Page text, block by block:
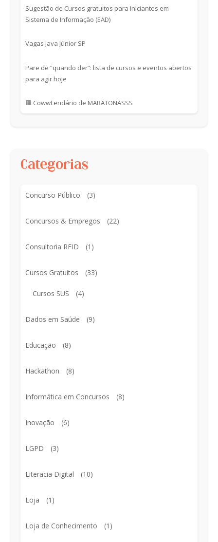
Sugestão de Cursos gratuitos para Iniciantes em
Sistema de Informação (EAD)
Vagas Java Júnior SP
Pare de “quando der”: lista de cursos e eventos abertos
para agir hoje
🟧 CowwLendário de MARATONASSS
Categorias
Concurso Público (3)
Concursos & Empregos (22)
Consultoria RFID (1)
Cursos Gratuitos (33)
Cursos SUS (4)
Dados em Saúde (9)
Educação (8)
Hackathon (8)
Informática em Concursos (8)
Inovação (6)
LGPD (3)
Literacia Digital (10)
Loja (1)
Loja de Conhecimento (1)